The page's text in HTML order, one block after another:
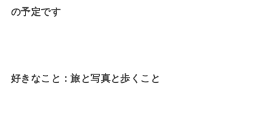
の予定です
好きなこと：旅と写真と歩くこと